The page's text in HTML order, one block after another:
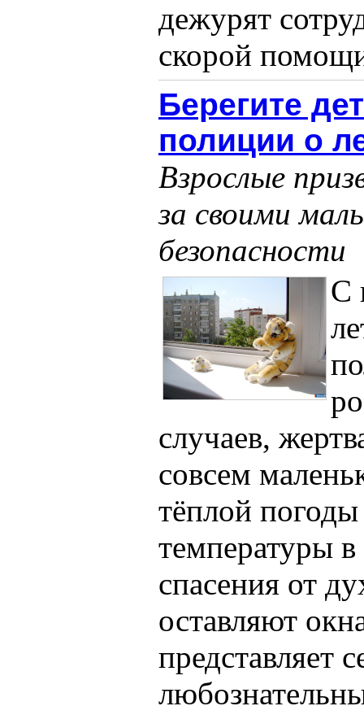
дежурят
скорой
Берегите
полиции о
Взрослые
за своими
безопасности
С
случаев,
совсем
тёплой
температуры
спасения от
оставляют
представляет